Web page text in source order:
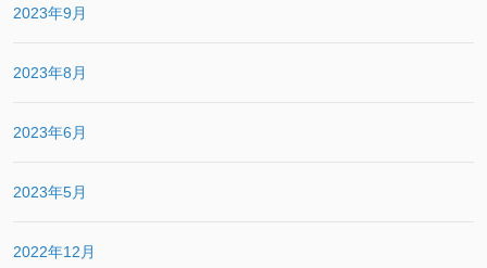
2023年9月
2023年8月
2023年6月
2023年5月
2022年12月